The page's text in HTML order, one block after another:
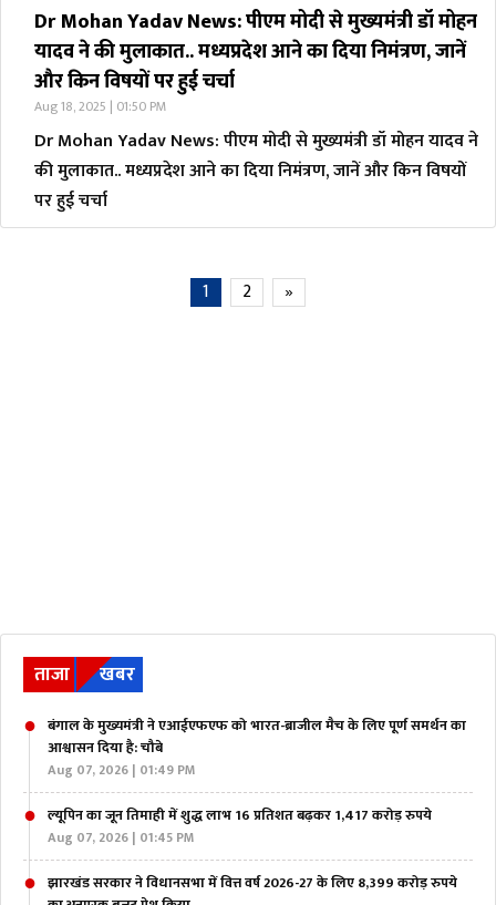
Dr Mohan Yadav News: पीएम मोदी से मुख्यमंत्री डॉ मोहन
यादव ने की मुलाकात.. मध्यप्रदेश आने का दिया निमंत्रण, जानें
और किन विषयों पर हुई चर्चा
Aug 18, 2025 | 01:50 PM
Dr Mohan Yadav News: पीएम मोदी से मुख्यमंत्री डॉ मोहन यादव ने
की मुलाकात.. मध्यप्रदेश आने का दिया निमंत्रण, जानें और किन विषयों
पर हुई चर्चा
1 2 »
ताजा खबर
बंगाल के मुख्यमंत्री ने एआईएफएफ को भारत-ब्राजील मैच के लिए पूर्ण समर्थन का
आश्वासन दिया है: चौबे
Aug 07, 2026 | 01:49 PM
ल्यूपिन का जून तिमाही में शुद्ध लाभ 16 प्रतिशत बढ़कर 1,417 करोड़ रुपये
Aug 07, 2026 | 01:45 PM
झारखंड सरकार ने विधानसभा में वित्त वर्ष 2026-27 के लिए 8,399 करोड़ रुपये